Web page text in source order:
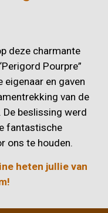
deze charmante
Pourpre”
eigenaar en gaven
van de
De beslissing werd
fantastische
ons te houden.
heten jullie van